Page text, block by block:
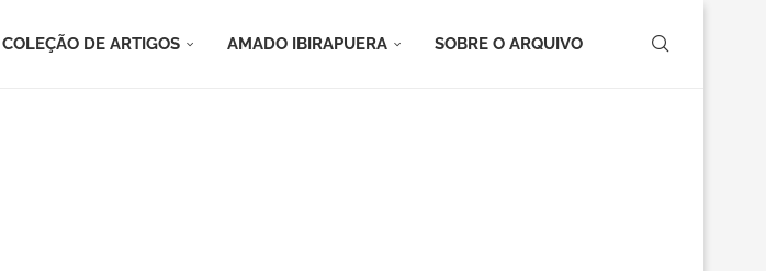
COLEÇÃO DE ARTIGOS AMADO IBIRAPUERA SOBRE O ARQUIVO